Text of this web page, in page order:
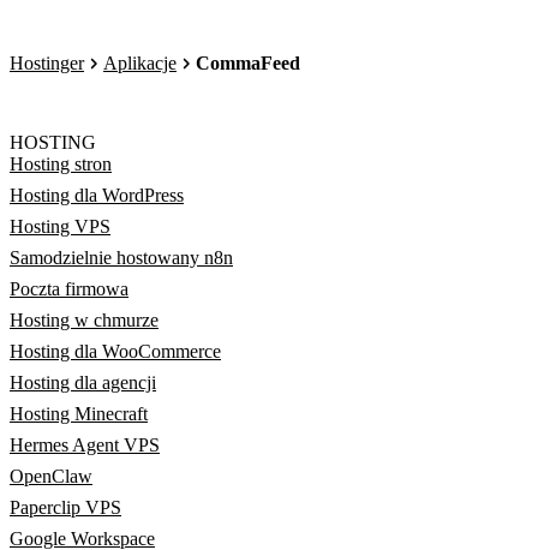
Hostinger Aplikacje CommaFeed
HOSTING
Hosting stron
Hosting dla WordPress
Hosting VPS
Samodzielnie hostowany n8n
Poczta firmowa
Hosting w chmurze
Hosting dla WooCommerce
Hosting dla agencji
Hosting Minecraft
Hermes Agent VPS
OpenClaw
Paperclip VPS
Google Workspace